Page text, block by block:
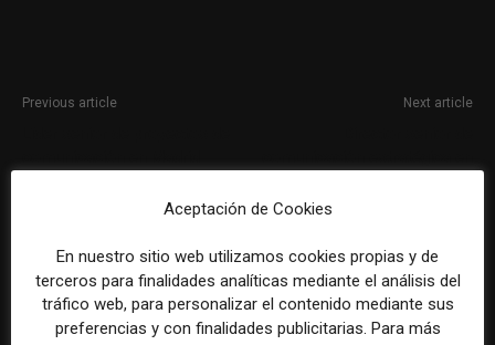
Previous article Next article
Aceptación de Cookies
En nuestro sitio web utilizamos cookies propias y de
terceros para finalidades analíticas mediante el análisis del
tráfico web, para personalizar el contenido mediante sus
preferencias y con finalidades publicitarias. Para más